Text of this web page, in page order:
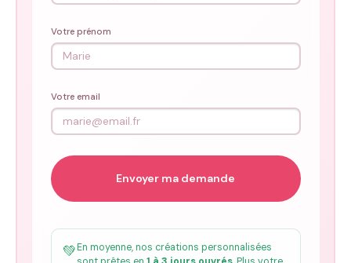
Votre prénom
Votre email
💚En moyenne, nos créations personnalisées